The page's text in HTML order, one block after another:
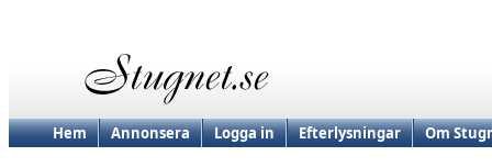
Hem Annonsera Logga in Efterlysningar Om